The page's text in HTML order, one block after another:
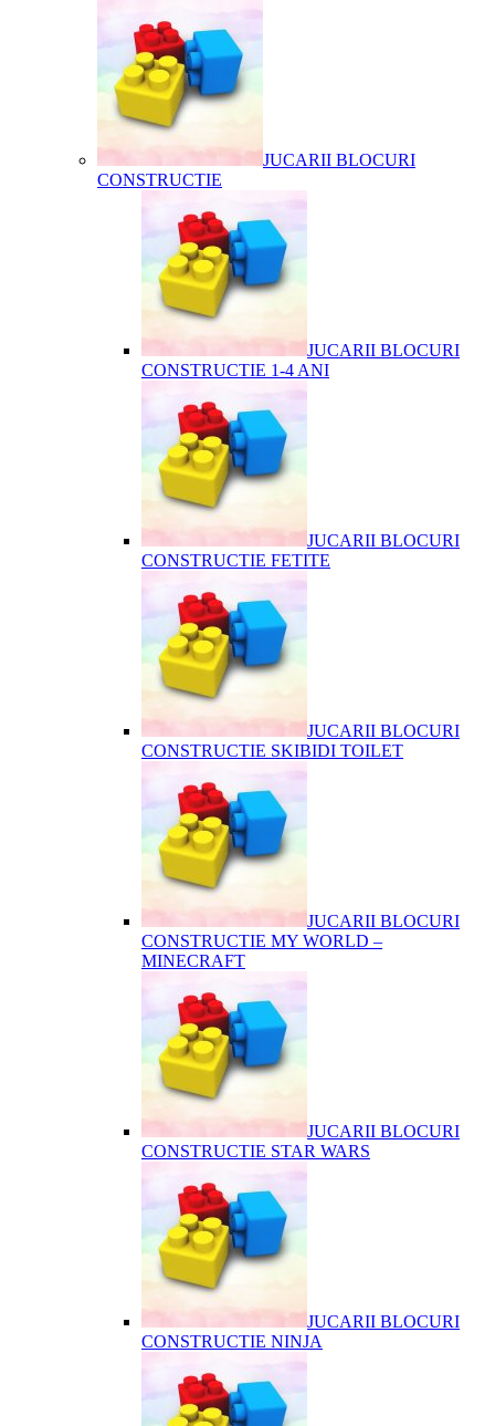
JUCARII BLOCURI
CONSTRUCTIE
JUCARII BLOCURI
CONSTRUCTIE 1-4 ANI
JUCARII BLOCURI
CONSTRUCTIE FETITE
JUCARII BLOCURI
CONSTRUCTIE SKIBIDI TOILET
JUCARII BLOCURI
CONSTRUCTIE MY WORLD –
MINECRAFT
JUCARII BLOCURI
CONSTRUCTIE STAR WARS
JUCARII BLOCURI
CONSTRUCTIE NINJA